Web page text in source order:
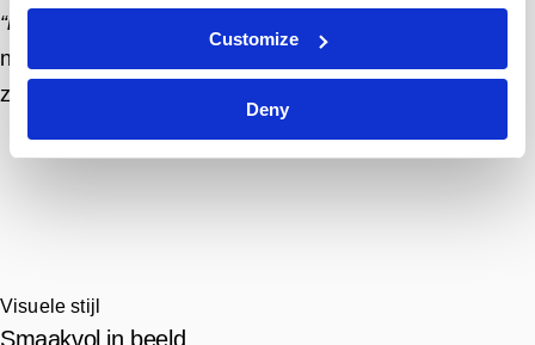
Customize
Deny
“niet vet, vet lekker”
neer als iets onweerstaanbaar lekkers, geschikt voor
zowel consumenten als professionals.
Visuele stijl
Smaakvol in beeld